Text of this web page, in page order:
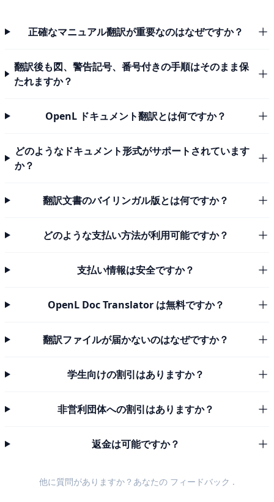
正確なマニュアル翻訳が重要なのはなぜですか？
翻訳後も図、警告記号、番号付きの手順はそのまま保
たれますか？
OpenL ドキュメント翻訳とは何ですか？
どのようなドキュメント形式がサポートされています
か？
翻訳文書のバイリンガル版とは何ですか？
どのような支払い方法が利用可能ですか？
支払い情報は安全ですか？
OpenL Doc Translator は無料ですか？
翻訳ファイルが届かないのはなぜですか？
学生向けの割引はありますか？
非営利団体への割引はありますか？
返金は可能ですか？
他に質問がありますか？あなたの フィードバック .